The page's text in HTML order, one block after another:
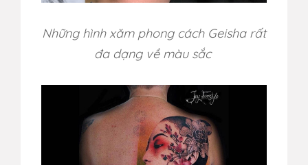
Những hình xăm phong cách Geisha rất
đa dạng về màu sắc